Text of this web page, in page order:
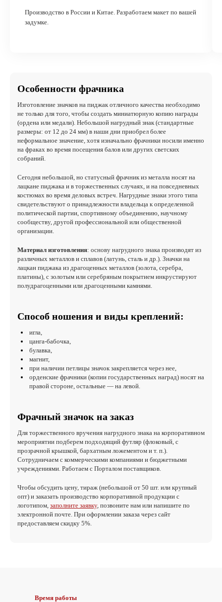
Производство в России и Китае. Разработаем макет по вашей
задумке.
Особенности фрачника
Изготовление значков на пиджак отличного качества необходимо
не только для того, чтобы создать миниатюрную копию награды
(ордена или медали). Небольшой нагрудный знак (стандартные
размеры: от 12 до 24 мм) в наши дни приобрел более
неформальное значение, хотя изначально фрачники носили именно
на фраках во время посещения балов или других светских
собраний.
Сегодня небольшой, но статусный фрачник из металла носят на
лацкане пиджака и в торжественных случаях, и на повседневных
костюмах во время деловых встреч. Нагрудные знаки этого типа
свидетельствуют о принадлежности владельца к определенной
политической партии, спортивному объединению, научному
сообществу, другой профессиональной или общественной
организации.
Материал изготовления: основу нагрудного знака производят из
различных металлов и сплавов (латунь, сталь и др.). Значки на
лацкан пиджака из драгоценных металлов (золота, серебра,
платины), с золотым или серебряным покрытием инкрустируют
полудрагоценными или драгоценными камнями.
Способ ношения и виды креплений:
игла,
цанга-бабочка,
булавка,
магнит,
при наличии петлицы значок закрепляется через нее,
орденские фрачники (копии государственных наград) носят на
правой стороне, остальные — на левой.
Фрачный значок на заказ
Для торжественного вручения нагрудного знака на корпоративном
мероприятии подберем подходящий футляр (флоковый, с
прозрачной крышкой, бархатным ложементом и т. п.).
Сотрудничаем с коммерческими компаниями и бюджетными
учреждениями. Работаем с Порталом поставщиков.
Чтобы обсудить цену, тираж (небольшой от 50 шт. или крупный
опт) и заказать производство корпоративной продукции с
логотипом, заполните заявку, позвоните нам или напишите по
электронной почте. При оформлении заказа через сайт
предоставляем скидку 5%.
Время работы